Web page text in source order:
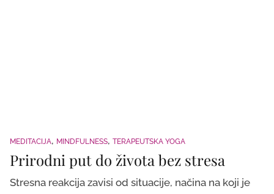
MEDITACIJA MINDFULNESS TERAPEUTSKA YOGA
Prirodni put do života bez stresa
Stresna reakcija zavisi od situacije, načina na koji je